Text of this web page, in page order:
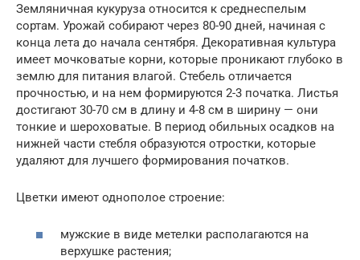
Земляничная кукуруза относится к среднеспелым
сортам. Урожай собирают через 80-90 дней, начиная с
конца лета до начала сентября. Декоративная культура
имеет мочковатые корни, которые проникают глубоко в
землю для питания влагой. Стебель отличается
прочностью, и на нем формируются 2-3 початка. Листья
достигают 30-70 см в длину и 4-8 см в ширину — они
тонкие и шероховатые. В период обильных осадков на
нижней части стебля образуются отростки, которые
удаляют для лучшего формирования початков.
Цветки имеют однополое строение:
мужские в виде метелки располагаются на
верхушке растения;